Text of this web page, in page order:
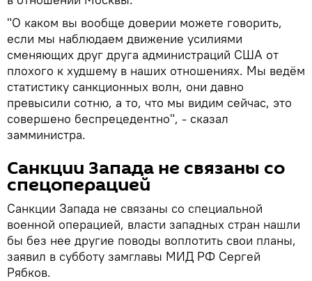
"О каком вы вообще доверии можете говорить,
если мы наблюдаем движение усилиями
сменяющих друг друга администраций США от
плохого к худшему в наших отношениях. Мы ведём
статистику санкционных волн, они давно
превысили сотню, а то, что мы видим сейчас, это
совершено беспрецедентно", - сказал
замминистра.
Санкции Запада не связаны со
спецоперацией
Санкции Запада не связаны со специальной
военной операцией, власти западных стран нашли
бы без нее другие поводы воплотить свои планы,
заявил в субботу замглавы МИД РФ Сергей
Рябков.